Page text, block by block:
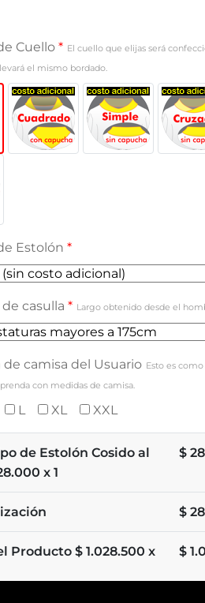
Cuello* El cuello que elijas será
el mismo bordado.
Estolón *
casulla * Largo obtenido desde el
de camisa del Usuario Esto es
con medidas de camisa.
L XL XXL
de Estolón Cosido al
x 1
$
$
Producto $ 1.028.500 x
$